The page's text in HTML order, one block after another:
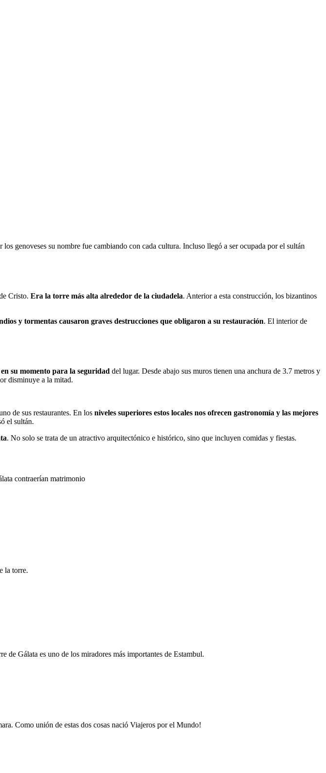
genoveses su nombre fue cambiando con cada cultura. Incluso llegó a ser ocupada por el sultán
Cristo. Era la torre más alta alrededor de la ciudadela. Anterior a esta construcción, los bizantinos
y tormentas causaron graves destrucciones que obligaron a su restauración. El interior de
su momento para la seguridad del lugar. Desde abajo sus muros tienen una anchura de 3.7 metros y
disminuye a la mitad.
de sus restaurantes. En los niveles superiores estos locales nos ofrecen gastronomía y las mejores
el sultán.
. No solo se trata de un atractivo arquitectónico e histórico, sino que incluyen comidas y fiestas.
contraerían matrimonio
la torre.
de Gálata es uno de los miradores más importantes de Estambul.
Como unión de estas dos cosas nació Viajeros por el Mundo!